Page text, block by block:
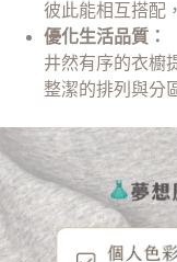
彼此能相互搭配
優化生活品質：
井然有序的衣櫥
整潔的排列與分